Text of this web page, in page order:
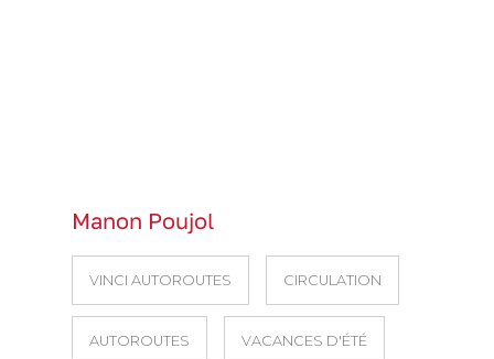
Manon Poujol
VINCI AUTOROUTES CIRCULATION
AUTOROUTES VACANCES D'ÉTÉ